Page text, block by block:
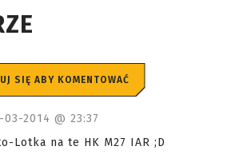
SIĘ ABY KOMENTOWAĆ
03-2014 @ 23:37
Lotka na te HK M27 IAR ;D